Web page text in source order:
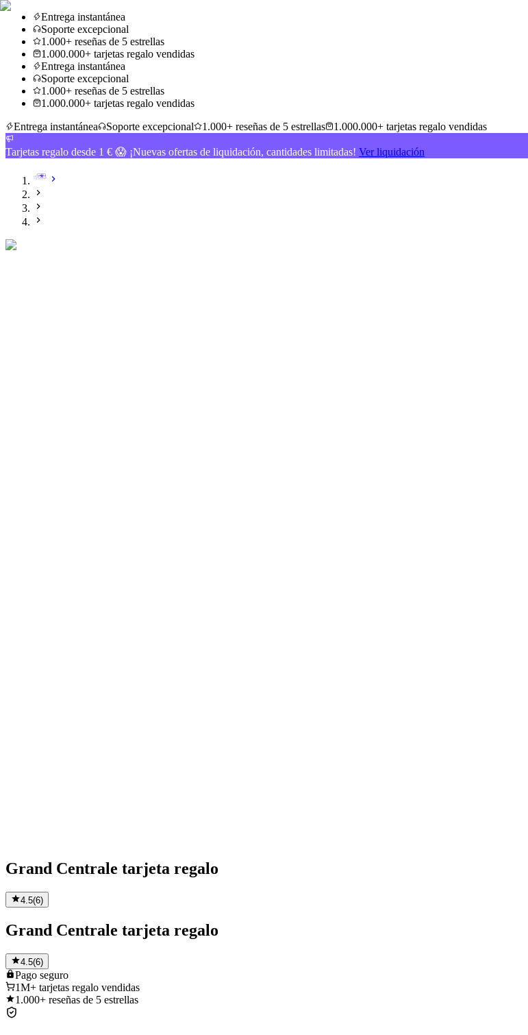
Entrega instantánea
Soporte excepcional
1.000+ reseñas de 5 estrellas
1.000.000+ tarjetas regalo vendidas
Entrega instantánea
Soporte excepcional
1.000+ reseñas de 5 estrellas
1.000.000+ tarjetas regalo vendidas
Entrega instantánea
Soporte excepcional 1.000+ reseñas de 5 estrellas 1.000.000+ tarjetas regalo vendidas
Tarjetas regalo desde 1 € 😱 ¡Nuevas ofertas de liquidación, cantidades limitadas! Ver liquidación
Grand Centrale tarjeta regalo
4.5(6)
Grand Centrale tarjeta regalo
4.5(6)
Pago seguro
1M+ tarjetas regalo vendidas
1.000+ reseñas de 5 estrellas